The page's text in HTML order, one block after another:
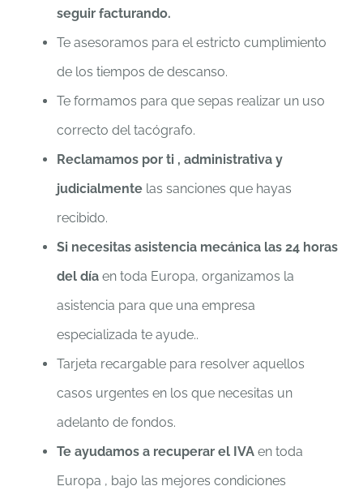
seguir facturando.
Te asesoramos para el estricto cumplimiento
de los tiempos de descanso.
Te formamos para que sepas realizar un uso
correcto del tacógrafo.
Reclamamos por ti , administrativa y
judicialmente las sanciones que hayas
recibido.
Si necesitas asistencia mecánica las 24 horas
del día en toda Europa, organizamos la
asistencia para que una empresa
especializada te ayude..
Tarjeta recargable para resolver aquellos
casos urgentes en los que necesitas un
adelanto de fondos.
Te ayudamos a recuperar el IVA en toda
Europa , bajo las mejores condiciones